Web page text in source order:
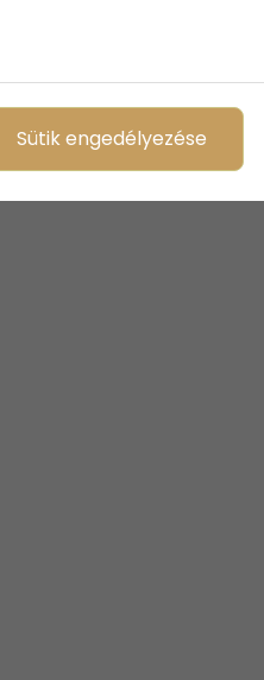
Sütik engedélyezése